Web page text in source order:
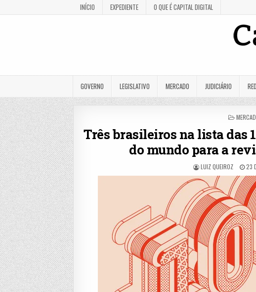
INÍCIO EXPEDIENTE O QUE É CAPITAL DIGITAL
GOVERNO LEGISLATIVO MERCADO JUDICIÁRIO
POSTED
Três brasileiros na lista das
do mundo para a
LUIZ QUEIROZ 23